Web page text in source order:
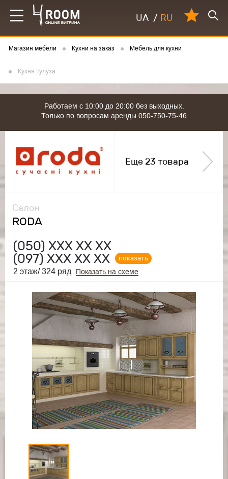
UA / RU
Магазин мебели Кухни на заказ Мебель для кухни
Кухня Тулуза
Работаем с 10:00 до 20:00 без выходных.
Только по вопросам аренды 050-750-75-46
Салон
RODA
(050) ХХХ ХХ ХХ
(097) ХХХ ХХ ХХ
показать
2 этаж/ 324 ряд
Показать на схеме
Еще 23 товара